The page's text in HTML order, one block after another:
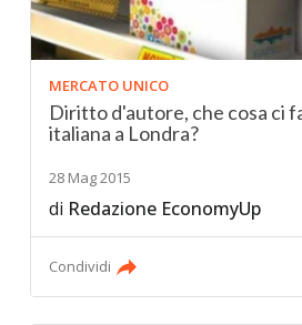
MERCATO UNICO
Diritto d'autore, che cosa ci
italiana a Londra?
28 Mag 2015
di Redazione EconomyUp
Condividi